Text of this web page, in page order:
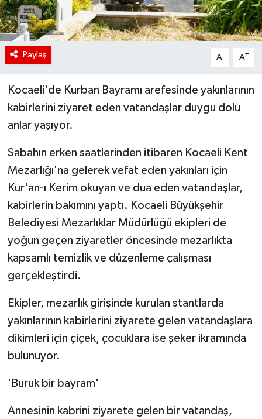
Paylaş A- A+
Kocaeli'de Kurban Bayramı arefesinde yakınlarının
kabirlerini ziyaret eden vatandaşlar duygu dolu
anlar yaşıyor.
Sabahın erken saatlerinden itibaren Kocaeli Kent
Mezarlığı'na gelerek vefat eden yakınları için
Kur'an-ı Kerim okuyan ve dua eden vatandaşlar,
kabirlerin bakımını yaptı. Kocaeli Büyükşehir
Belediyesi Mezarlıklar Müdürlüğü ekipleri de
yoğun geçen ziyaretler öncesinde mezarlıkta
kapsamlı temizlik ve düzenleme çalışması
gerçekleştirdi.
Ekipler, mezarlık girişinde kurulan stantlarda
yakınlarının kabirlerini ziyarete gelen vatandaşlara
dikimleri için çiçek, çocuklara ise şeker ikramında
bulunuyor.
'Buruk bir bayram'
Annesinin kabrini ziyarete gelen bir vatandaş,